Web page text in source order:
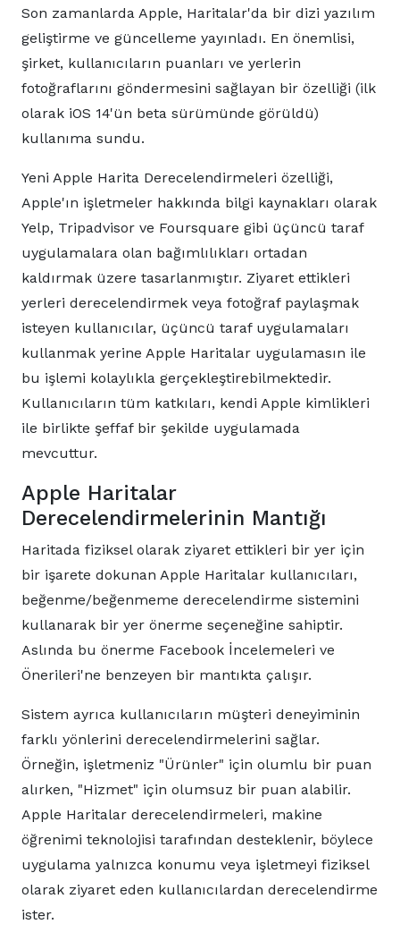
Son zamanlarda Apple, Haritalar'da bir dizi yazılım
geliştirme ve güncelleme yayınladı. En önemlisi,
şirket, kullanıcıların puanları ve yerlerin
fotoğraflarını göndermesini sağlayan bir özelliği (ilk
olarak iOS 14'ün beta sürümünde görüldü)
kullanıma sundu.
Yeni Apple Harita Derecelendirmeleri özelliği,
Apple'ın işletmeler hakkında bilgi kaynakları olarak
Yelp, Tripadvisor ve Foursquare gibi üçüncü taraf
uygulamalara olan bağımlılıkları ortadan
kaldırmak üzere tasarlanmıştır. Ziyaret ettikleri
yerleri derecelendirmek veya fotoğraf paylaşmak
isteyen kullanıcılar, üçüncü taraf uygulamaları
kullanmak yerine Apple Haritalar uygulamasın ile
bu işlemi kolaylıkla gerçekleştirebilmektedir.
Kullanıcıların tüm katkıları, kendi Apple kimlikleri
ile birlikte şeffaf bir şekilde uygulamada
mevcuttur.
Apple Haritalar
Derecelendirmelerinin Mantığı
Haritada fiziksel olarak ziyaret ettikleri bir yer için
bir işarete dokunan Apple Haritalar kullanıcıları,
beğenme/beğenmeme derecelendirme sistemini
kullanarak bir yer önerme seçeneğine sahiptir.
Aslında bu önerme Facebook İncelemeleri ve
Önerileri'ne benzeyen bir mantıkta çalışır.
Sistem ayrıca kullanıcıların müşteri deneyiminin
farklı yönlerini derecelendirmelerini sağlar.
Örneğin, işletmeniz "Ürünler" için olumlu bir puan
alırken, "Hizmet" için olumsuz bir puan alabilir.
Apple Haritalar derecelendirmeleri, makine
öğrenimi teknolojisi tarafından desteklenir, böylece
uygulama yalnızca konumu veya işletmeyi fiziksel
olarak ziyaret eden kullanıcılardan derecelendirme
ister.